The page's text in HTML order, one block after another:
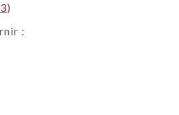
)
: